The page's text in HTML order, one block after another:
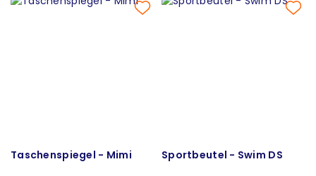
Taschenspiegel - Mimi Sportbeutel - Swim DS